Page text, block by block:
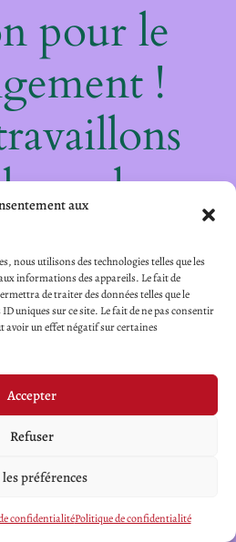
aux
nous utilisons des technologies telles que les
informations des appareils. Le fait de
de traiter des données telles que le
uniques sur ce site. Le fait de ne pas consentir
avoir un effet négatif sur certaines
Accepter
Refuser
préférences
confidentialitéPolitique de confidentialité
pour le
!
chose
–
bientôt !